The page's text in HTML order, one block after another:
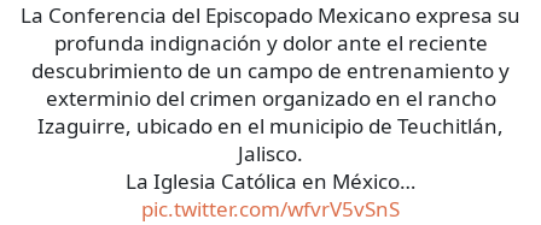
La Conferencia del Episcopado Mexicano expresa su
profunda indignación y dolor ante el reciente
descubrimiento de un campo de entrenamiento y
exterminio del crimen organizado en el rancho
Izaguirre, ubicado en el municipio de Teuchitlán,
Jalisco.
La Iglesia Católica en México…
pic.twitter.com/wfvrV5vSnS